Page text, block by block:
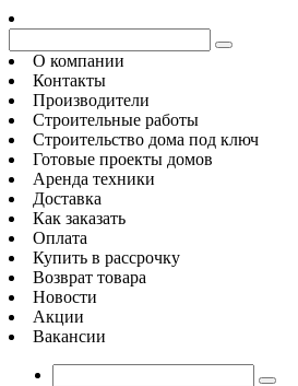
О компании
Контакты
Производители
Строительные работы
Строительство дома под ключ
Готовые проекты домов
Аренда техники
Доставка
Как заказать
Оплата
Купить в рассрочку
Возврат товара
Новости
Акции
Вакансии